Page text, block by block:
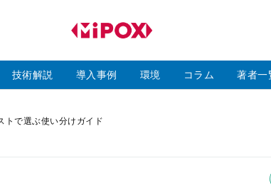
技術解説 導入事例 環境 コラム 著者一
トで選ぶ使い分けガイド